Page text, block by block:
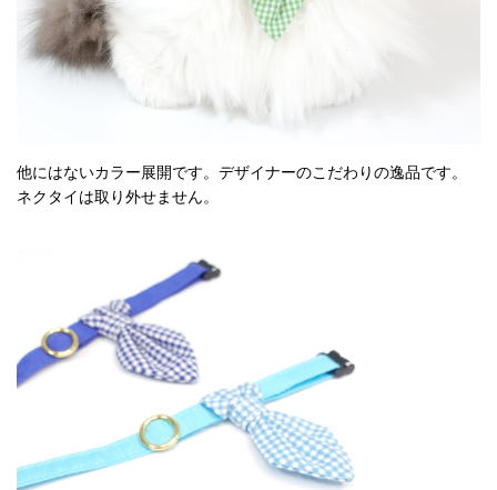
他にはないカラー展開です。デザイナーのこだわりの逸品です。
ネクタイは取り外せません。